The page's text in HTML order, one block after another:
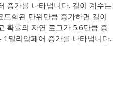
증가를 나타냅니다. 길이 계수는
드화된 단위만큼 증가하면 길이
확률의 자연 로그가 5.6만큼 증
1밀리암페어 증가를 나타냅니다.